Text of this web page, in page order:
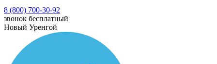
8 (800) 700-30-92
звонок бесплатный
Новый Уренгой